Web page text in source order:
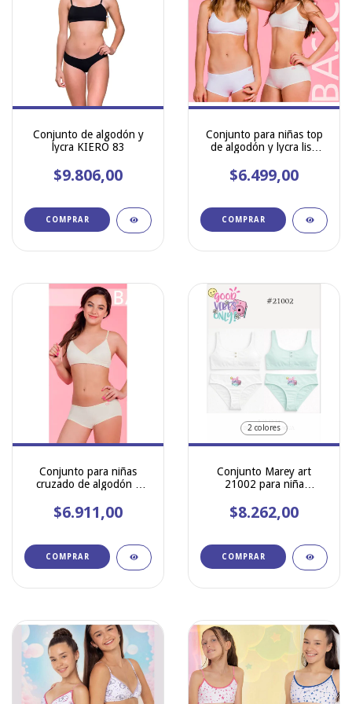
Conjunto de algodón y
lycra KIERO 83
$9.806,00
COMPRAR
Conjunto para niñas top
de algodón y lycra liso
$6.499,00
COMPRAR
Conjunto para niñas
cruzado de algodón y
$6.911,00
COMPRAR
2 colores
Conjunto Marey art
21002 para niña
lycra c/ botones y
bombacha
$8.262,00
COMPRAR